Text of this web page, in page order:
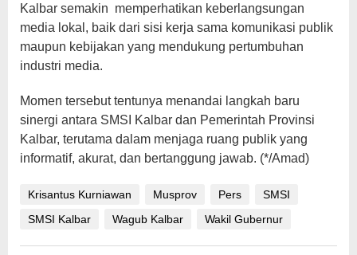
Kalbar semakin memperhatikan keberlangsungan
media lokal, baik dari sisi kerja sama komunikasi publik
maupun kebijakan yang mendukung pertumbuhan
industri media.
Momen tersebut tentunya menandai langkah baru
sinergi antara SMSI Kalbar dan Pemerintah Provinsi
Kalbar, terutama dalam menjaga ruang publik yang
informatif, akurat, dan bertanggung jawab. (*/Amad)
Krisantus Kurniawan Musprov Pers
SMSI
SMSI Kalbar
Wagub Kalbar Wakil Gubernur